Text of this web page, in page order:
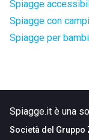
Spiagge
Spiagge con
Spiagge per
Spiagge.it è una
Società del Gruppo